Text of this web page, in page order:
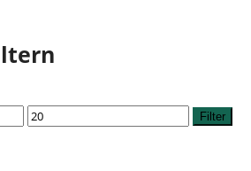
Max.
Preis
Filter